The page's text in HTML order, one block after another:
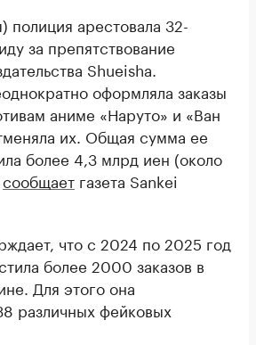
полиция арестовала 32-
за препятствование
Shueisha.
оформляла заказы
аниме «Наруто» и «Ван
их. Общая сумма ее
более 4,3 млрд иен (около
сообщает газета Sankei
что с 2024 по 2025 год
более 2000 заказов в
Для этого она
различных фейковых